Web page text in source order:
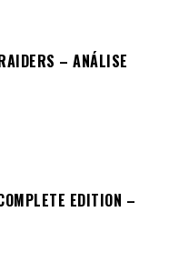
– ANÁLISE
EDITION –